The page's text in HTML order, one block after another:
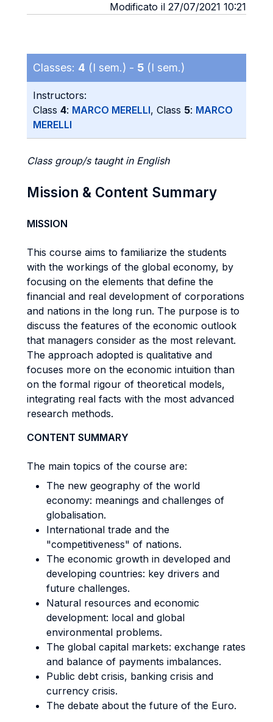
Modificato il 27/07/2021 10:21
Classes: 4 (I sem.) - 5 (I sem.)
Instructors:
Class 4: MARCO MERELLI, Class 5: MARCO
MERELLI
Class group/s taught in English
Mission & Content Summary
MISSION
This course aims to familiarize the students
with the workings of the global economy, by
focusing on the elements that define the
financial and real development of corporations
and nations in the long run. The purpose is to
discuss the features of the economic outlook
that managers consider as the most relevant.
The approach adopted is qualitative and
focuses more on the economic intuition than
on the formal rigour of theoretical models,
integrating real facts with the most advanced
research methods.
CONTENT SUMMARY
The main topics of the course are:
The new geography of the world
economy: meanings and challenges of
globalisation.
International trade and the
"competitiveness" of nations.
The economic growth in developed and
developing countries: key drivers and
future challenges.
Natural resources and economic
development: local and global
environmental problems.
The global capital markets: exchange rates
and balance of payments imbalances.
Public debt crisis, banking crisis and
currency crisis.
The debate about the future of the Euro.